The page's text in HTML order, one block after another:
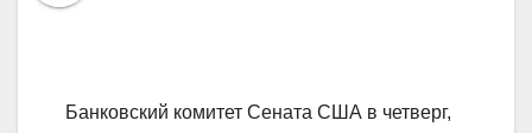
Банковский комитет Сената США в четверг,